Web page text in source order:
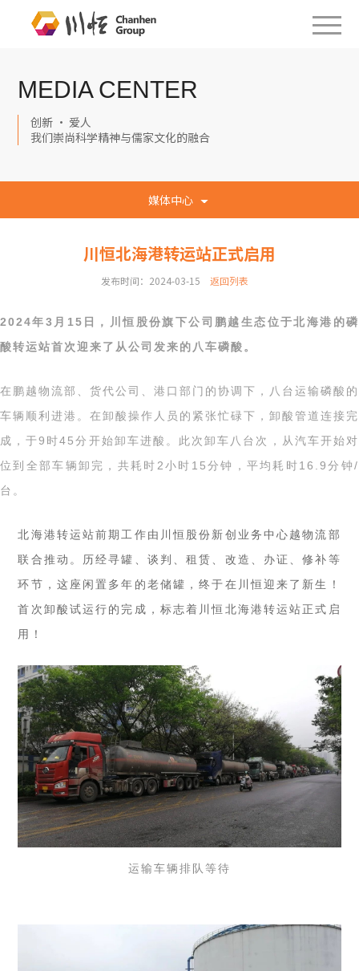
MEDIA CENTER
创新 · 爱人
我们崇尚科学精神与儒家文化的融合
媒体中心
川恒北海港转运站正式启用
发布时间：2024-03-15 返回列表
2024年3月15日，川恒股份旗下公司鹏越生态位于北海港的磷
酸转运站首次迎来了从公司发来的八车磷酸。
在鹏越物流部、货代公司、港口部门的协调下，八台运输磷酸的
车辆顺利进港。在卸酸操作人员的紧张忙碌下，卸酸管道连接完
成，于9时45分开始卸车进酸。此次卸车八台次，从汽车开始对
位到全部车辆卸完，共耗时2小时15分钟，平均耗时16.9分钟/
台。
北海港转运站前期工作由川恒股份新创业务中心越物流部
联合推动。历经寻罐、谈判、租赁、改造、办证、修补等
环节，这座闲置多年的老储罐，终于在川恒迎来了新生！
首次卸酸试运行的完成，标志着川恒北海港转运站正式启
用！
运输车辆排队等待